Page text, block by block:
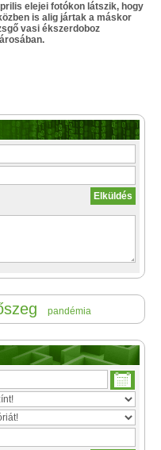
elejei fotókon látszik, hogy
is alig jártak a máskor
vasi ékszerdoboz
pandémia